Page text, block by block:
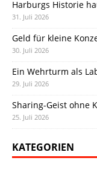
Harburgs Historie
31. Juli 2026
Geld für kleine
30. Juli 2026
Ein Wehrturm als
29. Juli 2026
Sharing-Geist ohne
25. Juli 2026
KATEGORIEN